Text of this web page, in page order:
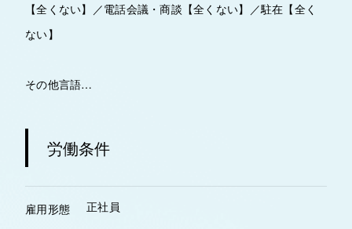
【全くない】／電話会議・商談【全くない】／駐在【全く
ない】
その他言語…
労働条件
雇用形態 正社員